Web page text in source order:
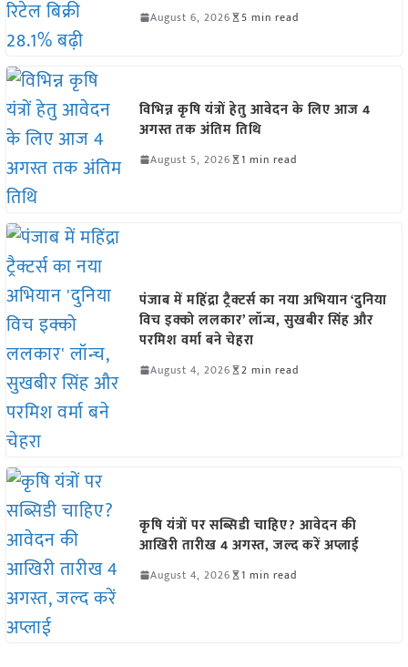
August 6, 2026 5 min read
विभिन्न कृषि यंत्रों हेतु आवेदन के लिए आज 4
अगस्त तक अंतिम तिथि
August 5, 2026 1 min read
पंजाब में महिंद्रा ट्रैक्टर्स का नया अभियान ‘दुनिया
विच इक्को ललकार’ लॉन्च, सुखबीर सिंह और
परमिश वर्मा बने चेहरा
August 4, 2026 2 min read
कृषि यंत्रों पर सब्सिडी चाहिए? आवेदन की
आखिरी तारीख 4 अगस्त, जल्द करें अप्लाई
August 4, 2026 1 min read